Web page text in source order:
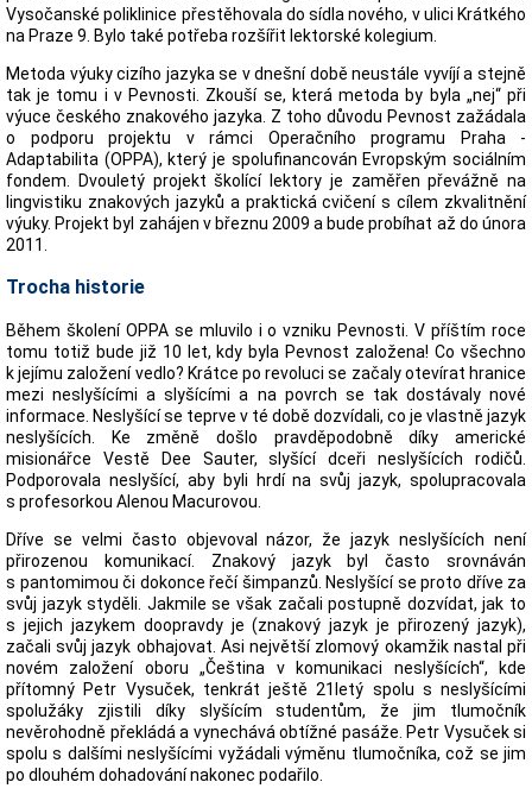
Vysočanské poliklinice přestěhovala do sídla nového, v ulici Krátkého
na Praze 9. Bylo také potřeba rozšířit lektorské kolegium.
Metoda výuky cizího jazyka se v dnešní době neustále vyvíjí a stejně
tak je tomu i v Pevnosti. Zkouší se, která metoda by byla „nej“ při
výuce českého znakového jazyka. Z toho důvodu Pevnost zažádala
o podporu projektu v rámci Operačního programu Praha -
Adaptabilita (OPPA), který je spolufinancován Evropským sociálním
fondem. Dvouletý projekt školící lektory je zaměřen převážně na
lingvistiku znakových jazyků a praktická cvičení s cílem zkvalitnění
výuky. Projekt byl zahájen v březnu 2009 a bude probíhat až do února
2011.
Trocha historie
Během školení OPPA se mluvilo i o vzniku Pevnosti. V příštím roce
tomu totiž bude již 10 let, kdy byla Pevnost založena! Co všechno
k jejímu založení vedlo? Krátce po revoluci se začaly otevírat hranice
mezi neslyšícími a slyšícími a na povrch se tak dostávaly nové
informace. Neslyšící se teprve v té době dozvídali, co je vlastně jazyk
neslyšících. Ke změně došlo pravděpodobně díky americké
misionářce Vestě Dee Sauter, slyšící dceři neslyšících rodičů.
Podporovala neslyšící, aby byli hrdí na svůj jazyk, spolupracovala
s profesorkou Alenou Macurovou.
Dříve se velmi často objevoval názor, že jazyk neslyšících není
přirozenou komunikací. Znakový jazyk byl často srovnáván
s pantomimou či dokonce řečí šimpanzů. Neslyšící se proto dříve za
svůj jazyk styděli. Jakmile se však začali postupně dozvídat, jak to
s jejich jazykem doopravdy je (znakový jazyk je přirozený jazyk),
začali svůj jazyk obhajovat. Asi největší zlomový okamžik nastal při
novém založení oboru „Čeština v komunikaci neslyšících“, kde
přítomný Petr Vysuček, tenkrát ještě 21letý spolu s neslyšícími
spolužáky zjistili díky slyšícím studentům, že jim tlumočník
nevěrohodně překládá a vynechává obtížné pasáže. Petr Vysuček si
spolu s dalšími neslyšícími vyžádali výměnu tlumočníka, což se jim
po dlouhém dohadování nakonec podařilo.